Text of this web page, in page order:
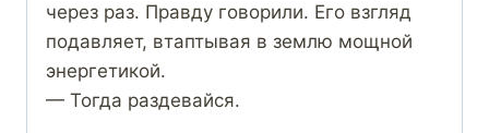
через раз. Правду говорили. Его взгляд
подавляет, втаптывая в землю мощной
энергетикой.
— Тогда раздевайся.